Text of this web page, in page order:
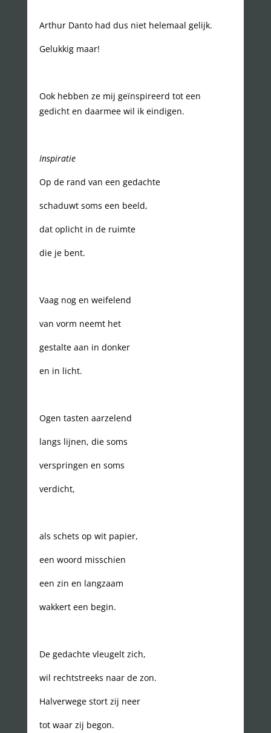
Arthur Danto had dus niet helemaal gelijk.
Gelukkig maar!
Ook hebben ze mij geïnspireerd tot een
gedicht en daarmee wil ik eindigen.
Inspiratie
Op de rand van een gedachte
schaduwt soms een beeld,
dat oplicht in de ruimte
die je bent.
Vaag nog en weifelend
van vorm neemt het
gestalte aan in donker
en in licht.
Ogen tasten aarzelend
langs lijnen, die soms
verspringen en soms
verdicht,
als schets op wit papier,
een woord misschien
een zin en langzaam
wakkert een begin.
De gedachte vleugelt zich,
wil rechtstreeks naar de zon.
Halverwege stort zij neer
tot waar zij begon.